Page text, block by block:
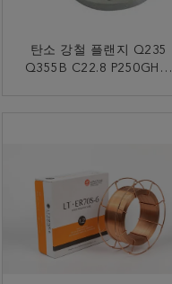
탄소 강철 플랜지 Q235
Q355B C22.8 P250GH는